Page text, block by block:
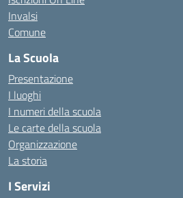
Invalsi
Comune
La Scuola
Presentazione
I luoghi
I numeri della scuola
Le carte della scuola
Organizzazione
La storia
I Servizi